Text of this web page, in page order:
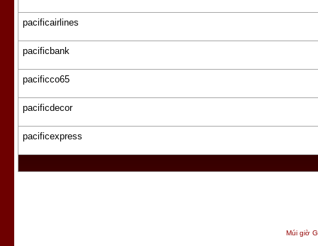
pacificairlines
pacificbank
pacificco65
pacificdecor
pacificexpress
Múi giờ